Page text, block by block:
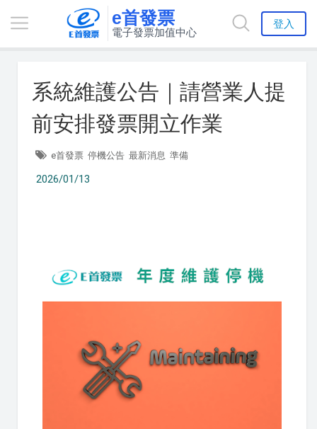
e首發票
電子發票加值中心
登入
系統維護公告｜請營業人提
前安排發票開立作業
e首發票 停機公告 最新消息 準備
2026/01/13